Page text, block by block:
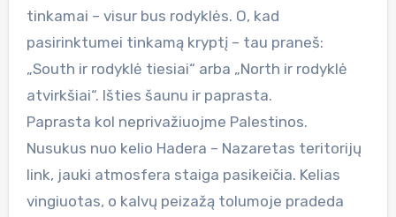
tinkamai – visur bus rodyklės. O, kad
pasirinktumei tinkamą kryptį – tau praneš:
„South ir rodyklė tiesiai“ arba „North ir rodyklė
atvirkšiai“. Išties šaunu ir paprasta.
Paprasta kol neprivažiuojme Palestinos.
Nusukus nuo kelio Hadera – Nazaretas teritorijų
link, jauki atmosfera staiga pasikeičia. Kelias
vingiuotas, o kalvų peizažą tolumoje pradeda